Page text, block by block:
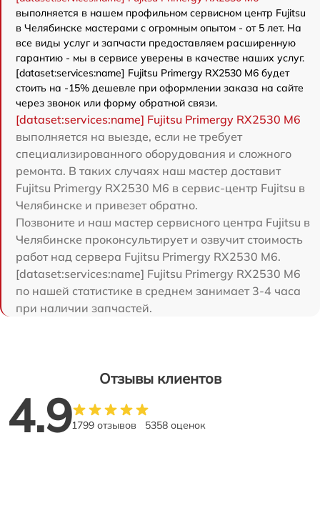
выполняется в нашем профильном сервисном центр Fujitsu
в Челябинске мастерами с огромным опытом - от 5 лет. На
все виды услуг и запчасти предоставляем расширенную
гарантию - мы в сервисе уверены в качестве наших услуг.
[dataset:services:name] Fujitsu Primergy RX2530 M6 будет
стоить на -15% дешевле при оформлении заказа на сайте
через звонок или форму обратной связи.
[dataset:services:name] Fujitsu Primergy RX2530 M6
выполняется на выезде, если не требует
специализированного оборудования и сложного
ремонта. В таких случаях наш мастер доставит
Fujitsu Primergy RX2530 M6 в сервис-центр Fujitsu в
Челябинске и привезет обратно.
Позвоните и наш мастер сервисного центра Fujitsu в
Челябинске проконсультирует и озвучит стоимость
работ над сервера Fujitsu Primergy RX2530 M6.
[dataset:services:name] Fujitsu Primergy RX2530 M6
по нашей статистике в среднем занимает 3-4 часа
при наличии запчастей.
Отзывы клиентов
4.91799 отзывов 5358 оценок